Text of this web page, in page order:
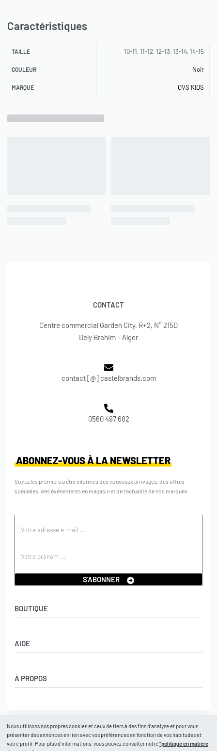
Caractéristiques
TAILLE 10-11, 11-12, 12-13, 13-14, 14-15
COULEUR Noir
MARQUE OVS KIDS
CONTACT
Centre commercial Garden City, R+2, N° 215D
Dely Brahim – Alger
contact [@] castelbrands.com
0560 497 682
BOUTIQUE
Garçons
AIDE
Retours et échanges
À PROPOS
Contact
ABONNEZ-VOUS À LA NEWSLETTER
Soyez les premiers à être informés des nouveaux arrivages, des offres
spéciales, des événements en magasin et de l’actualité de nos marques
S'ABONNER
© CastelBrands 2026. Tous droits réservés.
Nous utilisons nos propres cookies et ceux de tiers à des fins d’analyse et pour vous
présenter des annonces en lien avec vos préférences en fonction de vos habitudes et
votre profil. Pour plus d’informations, vous pouvez consulter notre"politique en matière